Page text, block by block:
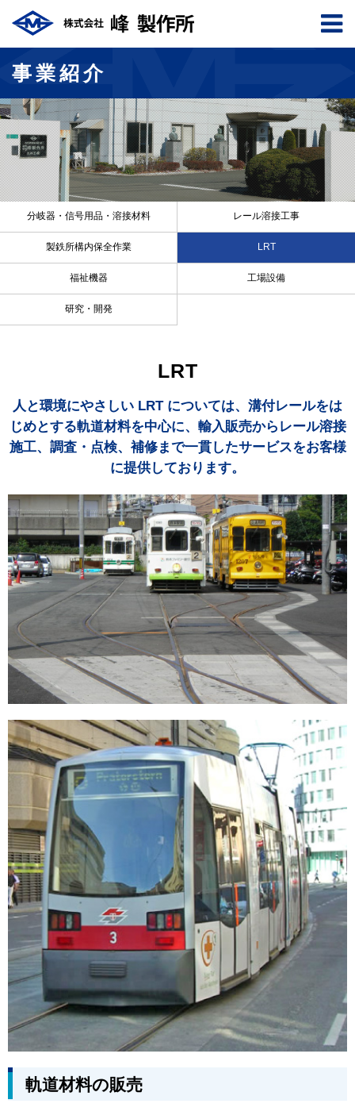
事業紹介
分岐器・ 信号用品・ 溶接材料 レール溶接工事
製鉄所構内保全作業 LRT
福祉機器 工場設備
研究・開発
LRT
人と環境にやさしい LRT については、溝付レールをは
じめとする軌道材料を中心に、 輸入販売からレール溶接
施工、調査・点検、補修まで一貫したサービスをお客様
に提供しております。
軌道材料の販売